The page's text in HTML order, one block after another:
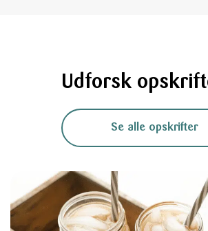
Udforsk
Se alle opskrifter